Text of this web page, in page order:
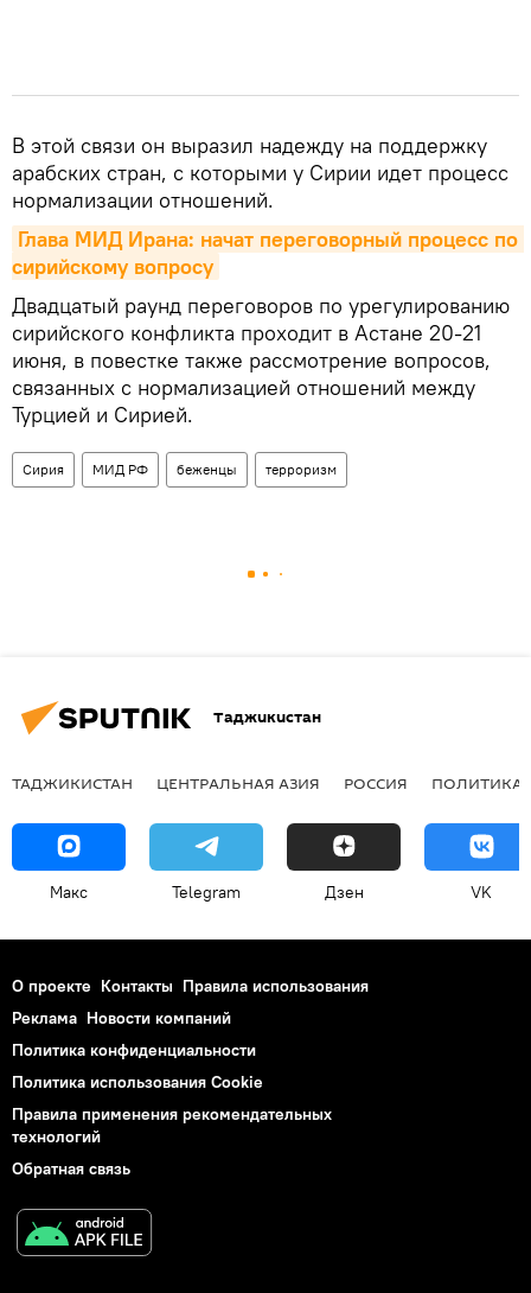
В этой связи он выразил надежду на поддержку
арабских стран, с которыми у Сирии идет процесс
нормализации отношений.
Глава МИД Ирана: начат переговорный процесс по
сирийскому вопросу
Двадцатый раунд переговоров по урегулированию
сирийского конфликта проходит в Астане 20-21
июня, в повестке также рассмотрение вопросов,
связанных с нормализацией отношений между
Турцией и Сирией.
Сирия МИД РФ беженцы терроризм
Таджикистан
ТАДЖИКИСТАН ЦЕНТРАЛЬНАЯ АЗИЯ РОССИЯ ПОЛИТИКА
Макс Telegram Дзен VK
О проекте Контакты Правила использования
Реклама Новости компаний
Политика конфиденциальности
Политика использования Cookie
Правила применения рекомендательных
технологий
Обратная связь